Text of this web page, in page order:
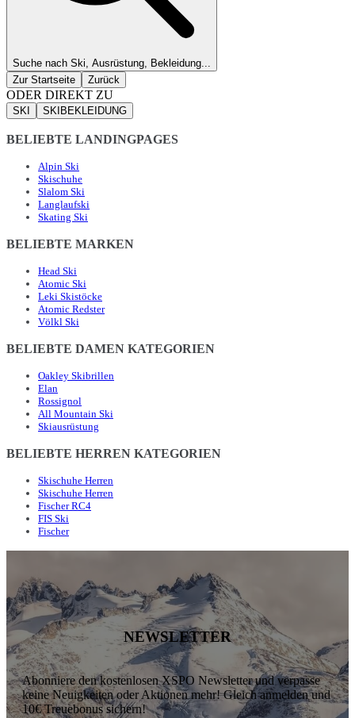
Suche nach Ski, Ausrüstung, Bekleidung...
Zur Startseite
Zurück
ODER DIREKT ZU
SKI SKIBEKLEIDUNG
BELIEBTE LANDINGPAGES
Alpin Ski
Skischuhe
Slalom Ski
Langlaufski
Skating Ski
BELIEBTE MARKEN
Head Ski
Atomic Ski
Leki Skistöcke
Atomic Redster
Völkl Ski
BELIEBTE DAMEN KATEGORIEN
Oakley Skibrillen
Elan
Rossignol
All Mountain Ski
Skiausrüstung
BELIEBTE HERREN KATEGORIEN
Skischuhe Herren
Skischuhe Herren
Fischer RC4
FIS Ski
Fischer
NEWSLETTER
Abonniere den kostenlosen XSPO Newsletter und verpasse
keine Neuigkeiten oder Aktionen mehr! Gleich anmelden und
10€ Treuebonus sichern!